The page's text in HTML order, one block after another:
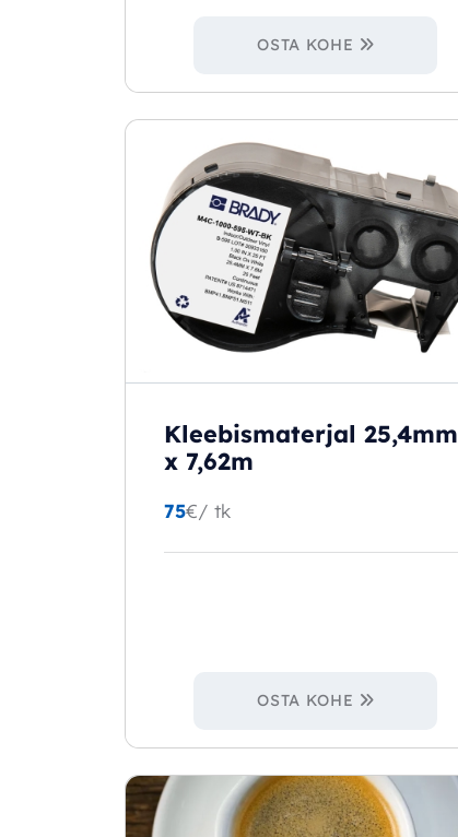
OSTA KOHE
Kleebismaterjal 25,4mm
x 7,62m
75€/ tk
OSTA KOHE